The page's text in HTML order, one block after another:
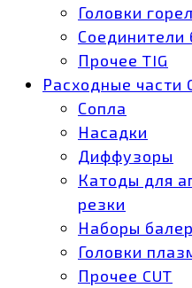
Головки
Прочее TIG
Расходные части
Сопла
Насадки
Диффузоры
Катоды для
резки
Наборы
Головки
Прочее CUT